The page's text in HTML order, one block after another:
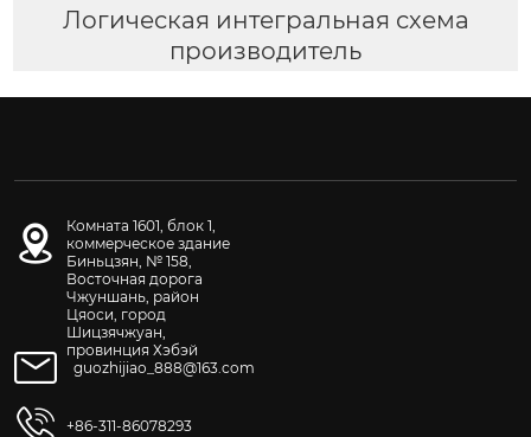
Логическая интегральная схема
производитель
Комната 1601, блок 1,
коммерческое здание
Биньцзян, № 158,
Восточная дорога
Чжуншань, район
Цяоси, город
Шицзячжуан,
провинция Хэбэй
guozhijiao_888@163.com
+86-311-86078293